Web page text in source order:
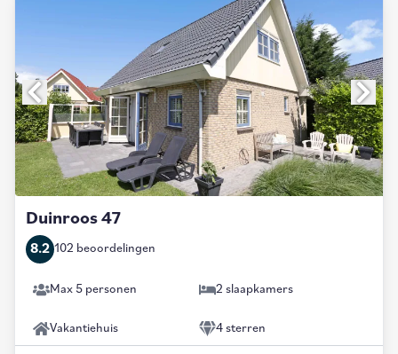
Duinroos 47
8.2 102 beoordelingen
Max 5 personen 2 slaapkamers
Vakantiehuis 4 sterren